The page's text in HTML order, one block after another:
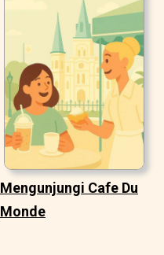
Mengunjungi Cafe Du
Monde